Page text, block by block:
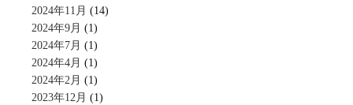
2024年11月 (14)
2024年9月 (1)
2024年7月 (1)
2024年4月 (1)
2024年2月 (1)
2023年12月 (1)